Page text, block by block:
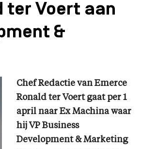
ter Voert aan
&
Chef Redactie van Emerce
Ronald ter Voert gaat per 1
april naar Ex Machina waar
hij VP Business
Development & Marketing